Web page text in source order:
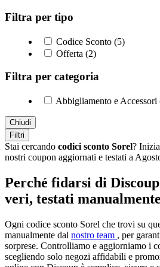
Filtra per tipo
Codice Sconto (5)
Offerta (2)
Filtra per categoria
Abbigliamento e Accessori
Chiudi
Filtri
Stai cercando codici sconto Sorel?
nostri coupon aggiornati e testati a
Perché fidarsi di
veri, testati manualmente
Ogni codice sconto Sorel che trovi su
manualmente dal nostro team , per
sorprese. Controlliamo e aggiorniamo i
scegliendo solo negozi affidabili e